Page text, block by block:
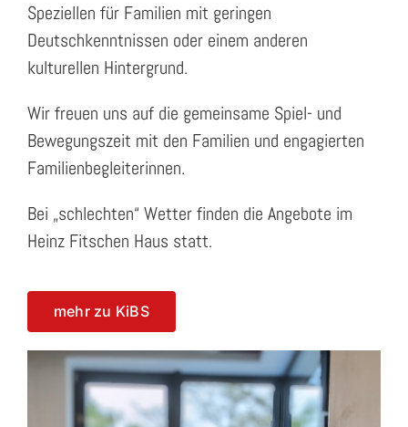
Speziellen für Familien mit geringen
Deutschkenntnissen oder einem anderen
kulturellen Hintergrund.
Wir freuen uns auf die gemeinsame Spiel- und
Bewegungszeit mit den Familien und engagierten
Familienbegleiterinnen.
Bei „schlechten“ Wetter finden die Angebote im
Heinz Fitschen Haus statt.
mehr zu KiBS